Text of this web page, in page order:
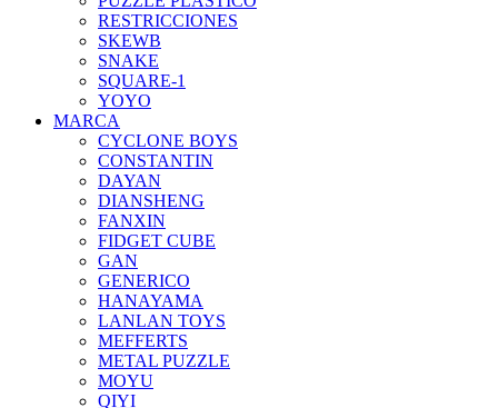
RESTRICCIONES
SKEWB
SNAKE
SQUARE-1
YOYO
MARCA
CYCLONE BOYS
CONSTANTIN
DAYAN
DIANSHENG
FANXIN
FIDGET CUBE
GAN
GENERICO
HANAYAMA
LANLAN TOYS
MEFFERTS
METAL PUZZLE
MOYU
QIYI